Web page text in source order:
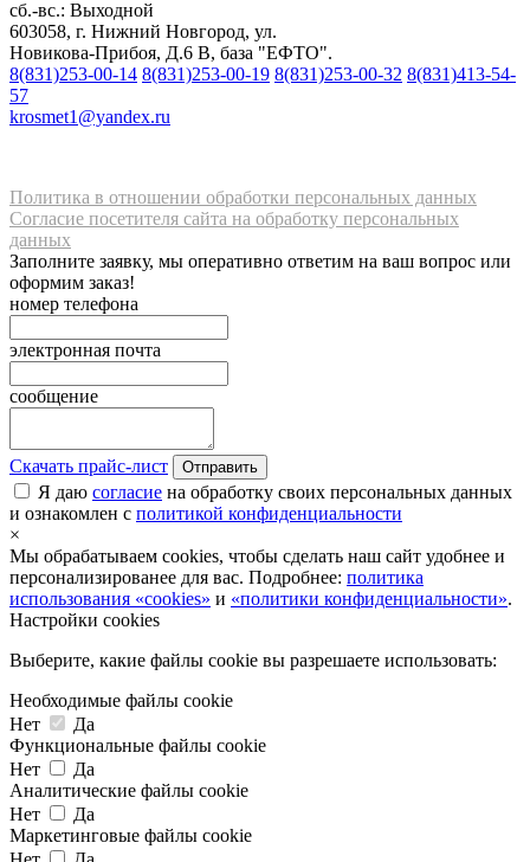
сб.-вс.: Выходной
603058, г. Нижний Новгород, ул.
Новикова-Прибоя, Д.6 В, база "ЕФТО".
8(831)253-00-14 8(831)253-00-19 8(831)253-00-32 8(831)413-54-
57
krosmet1@yandex.ru
Политика в отношении обработки персональных данных
Согласие посетителя сайта на обработку персональных
данных
Заполните заявку, мы оперативно ответим на ваш вопрос или
оформим заказ!
номер телефона
электронная почта
сообщение
Скачать прайс-лист Отправить
Я даю согласие на обработку своих персональных данных
и ознакомлен с политикой конфиденциальности
×
Мы обрабатываем cookies, чтобы сделать наш сайт удобнее и
персонализированее для вас. Подробнее: политика
использования «cookies» и «политики конфиденциальности».
Настройки cookies
Выберите, какие файлы cookie вы разрешаете использовать:
Необходимые файлы cookie
Нет
Да
Функциональные файлы cookie
Нет
Да
Аналитические файлы cookie
Нет
Да
Маркетинговые файлы cookie